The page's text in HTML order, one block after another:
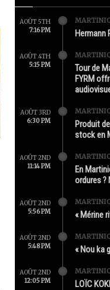
AOÛT 5TH
7:16 PM
Hermann
AOÛT 4TH
5:15 PM
Tour de
FYRM
AOÛT 3RD
6:30 PM
Produit
stock en
AOÛT 2ND
11:14 PM
En
ordures ?
AOÛT 2ND
5:56 PM
« Mérine
AOÛT 2ND
5:48 PM
« Nou ka
AOÛT 2ND
12:05 PM
LOÏC